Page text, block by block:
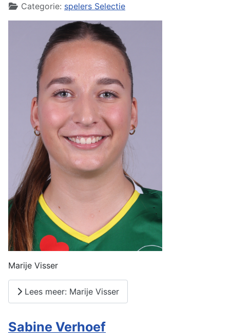
DetailsCategorie: spelers Selectie
Marije Visser
Lees meer: Marije Visser
Sabine Verhoef